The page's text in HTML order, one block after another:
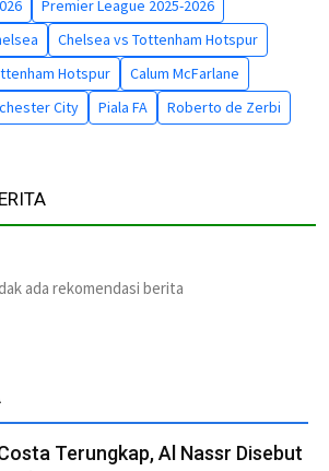
Premier League 2025-2026
Chelsea vs Tottenham Hotspur
Hotspur
Calum McFarlane
City Piala FA
Roberto de Zerbi
ada rekomendasi berita
Terungkap, Al Nassr Disebut